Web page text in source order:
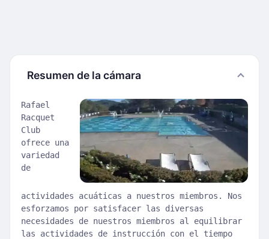
Resumen de la cámara
Rafael
Racquet
Club
ofrece una
variedad
de
actividades acuáticas a nuestros miembros. Nos
esforzamos por satisfacer las diversas
necesidades de nuestros miembros al equilibrar
las actividades de instrucción con el tiempo